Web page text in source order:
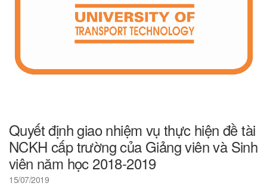
Quyết định giao nhiệm vụ thực hiện đề tài
NCKH cấp trường của Giảng viên và Sinh
viên năm học 2018-2019
15/07/2019